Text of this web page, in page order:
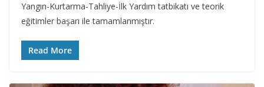
Yangın-Kurtarma-Tahliye-İlk Yardım tatbikatı ve teorik
eğitimler başarı ile tamamlanmıştır.
Read More